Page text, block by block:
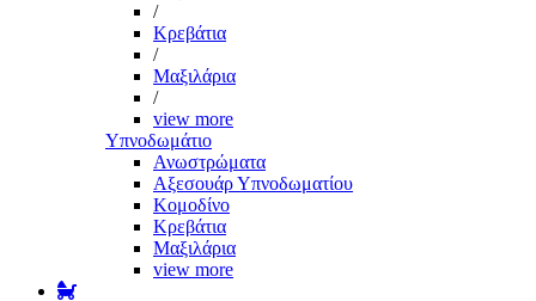
/
Κρεβάτια
/
Μαξιλάρια
/
view more
Υπνοδωμάτιο
Ανωστρώματα
Αξεσουάρ Υπνοδωματίου
Κομοδίνο
Κρεβάτια
Μαξιλάρια
view more